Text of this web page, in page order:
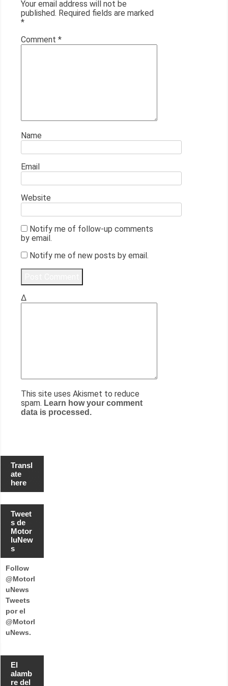
Your email address will not be
published. Required fields are marked
*
Comment *
Name
Email
Website
Notify me of follow-up comments
by email.
Notify me of new posts by email.
Δ
This site uses Akismet to reduce
spam. Learn how your comment
data is processed.
Transl
ate
here
Tweet
s de
Motor
luNew
s
Follow
@Motorl
uNews
Tweets
por el
@Motorl
uNews.
El
alamb
re del